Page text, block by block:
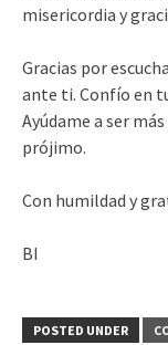
misericordia y
Gracias por
ante ti. Confío en
Ayúdame a ser
prójimo.
Con humildad y
BI
POSTED UNDER